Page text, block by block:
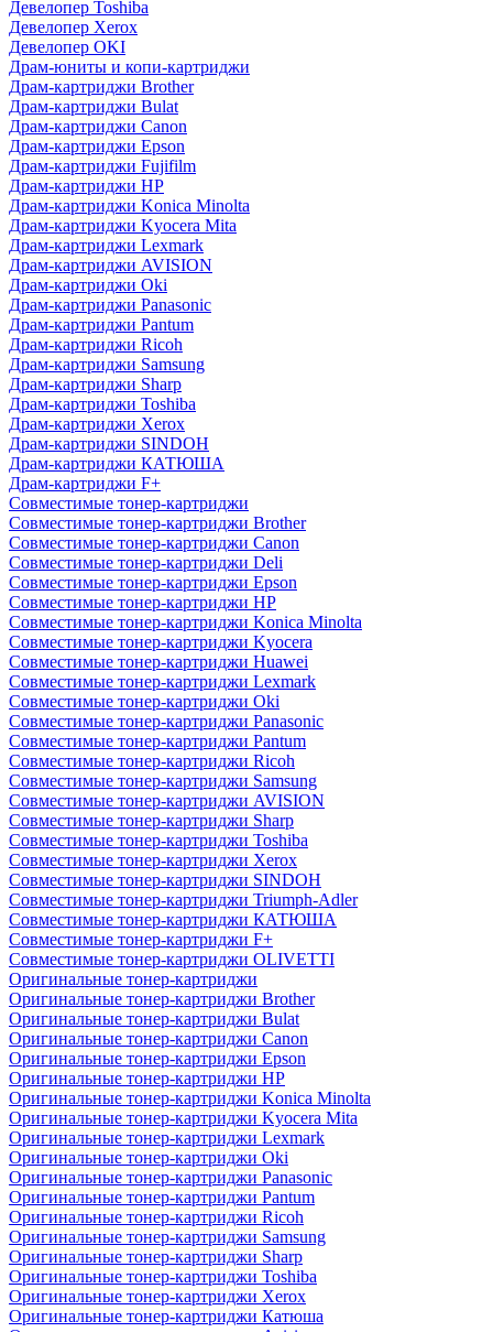
Девелопер Toshiba
Девелопер Xerox
Девелопер OKI
Драм-юниты и копи-картриджи
Драм-картриджи Brother
Драм-картриджи Bulat
Драм-картриджи Canon
Драм-картриджи Epson
Драм-картриджи Fujifilm
Драм-картриджи HP
Драм-картриджи Konica Minolta
Драм-картриджи Kyocera Mita
Драм-картриджи Lexmark
Драм-картриджи AVISION
Драм-картриджи Oki
Драм-картриджи Panasonic
Драм-картриджи Pantum
Драм-картриджи Ricoh
Драм-картриджи Samsung
Драм-картриджи Sharp
Драм-картриджи Toshiba
Драм-картриджи Xerox
Драм-картриджи SINDOH
Драм-картриджи КАТЮША
Драм-картриджи F+
Совместимые тонер-картриджи
Совместимые тонер-картриджи Brother
Совместимые тонер-картриджи Canon
Совместимые тонер-картриджи Deli
Совместимые тонер-картриджи Epson
Совместимые тонер-картриджи HP
Совместимые тонер-картриджи Konica Minolta
Совместимые тонер-картриджи Kyocera
Совместимые тонер-картриджи Huawei
Совместимые тонер-картриджи Lexmark
Совместимые тонер-картриджи Oki
Совместимые тонер-картриджи Panasonic
Совместимые тонер-картриджи Pantum
Совместимые тонер-картриджи Ricoh
Совместимые тонер-картриджи Samsung
Совместимые тонер-картриджи AVISION
Совместимые тонер-картриджи Sharp
Совместимые тонер-картриджи Toshiba
Совместимые тонер-картриджи Xerox
Совместимые тонер-картриджи SINDOH
Совместимые тонер-картриджи Triumph-Adler
Совместимые тонер-картриджи КАТЮША
Совместимые тонер-картриджи F+
Совместимые тонер-картриджи OLIVETTI
Оригинальные тонер-картриджи
Оригинальные тонер-картриджи Brother
Оригинальные тонер-картриджи Bulat
Оригинальные тонер-картриджи Canon
Оригинальные тонер-картриджи Epson
Оригинальные тонер-картриджи HP
Оригинальные тонер-картриджи Konica Minolta
Оригинальные тонер-картриджи Kyocera Mita
Оригинальные тонер-картриджи Lexmark
Оригинальные тонер-картриджи Oki
Оригинальные тонер-картриджи Panasonic
Оригинальные тонер-картриджи Pantum
Оригинальные тонер-картриджи Ricoh
Оригинальные тонер-картриджи Samsung
Оригинальные тонер-картриджи Sharp
Оригинальные тонер-картриджи Toshiba
Оригинальные тонер-картриджи Xerox
Оригинальные тонер-картриджи Катюша